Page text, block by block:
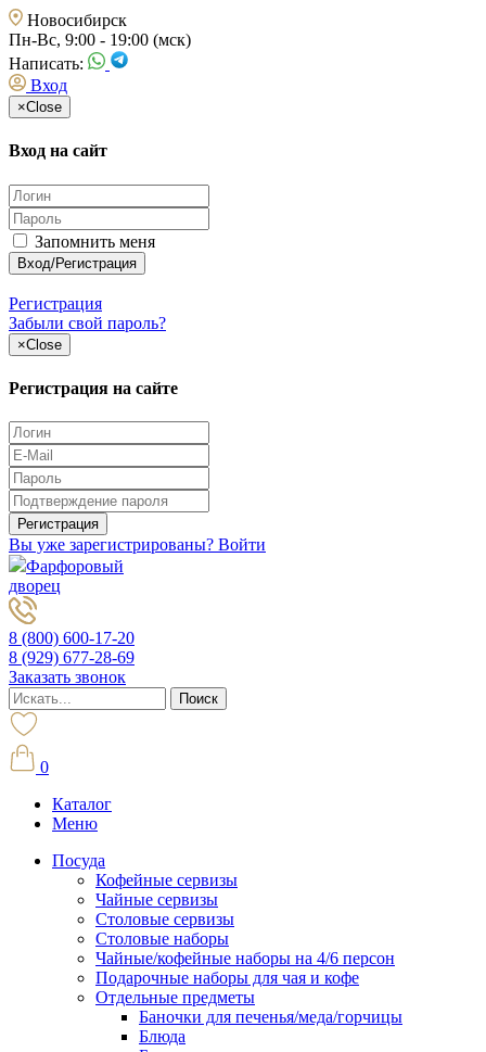
Новосибирск
Пн-Вс, 9:00 - 19:00 (мск)
Написать:
Вход
×Close
Вход на сайт
Запомнить меня
Регистрация
Забыли свой пароль?
×Close
Регистрация на сайте
Вы уже зарегистрированы? Войти
Фарфоровый
дворец
8 (800) 600-17-20
8 (929) 677-28-69
Заказать звонок
0
Каталог
Меню
Посуда
Кофейные сервизы
Чайные сервизы
Столовые сервизы
Столовые наборы
Чайные/кофейные наборы на 4/6 персон
Подарочные наборы для чая и кофе
Отдельные предметы
Баночки для печенья/меда/горчицы
Блюда